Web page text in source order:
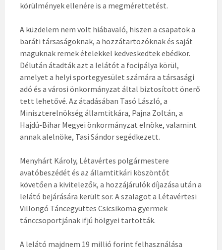
körülmények ellenére is a megmérettetést.
A küzdelem nem volt hiábavaló, hiszen a csapatok a
baráti társaságoknak, a hozzátartozóknak és saját
maguknak remek ételekkel kedveskedtek ebédkor.
Délután átadták azt a lelátót a focipálya körül,
amelyet a helyi sportegyesület számára a társasági
adó és a városi önkormányzat által biztosított önerő
tett lehetővé. Az átadásában Tasó László, a
Miniszterelnökség államtitkára, Pajna Zoltán, a
Hajdú-Bihar Megyei önkormányzat elnöke, valamint
annak alelnöke, Tasi Sándor segédkezett.
​Menyhárt Károly, Létavértes polgármestere
avatóbeszéd​ét és az államtitkári köszöntőt
követően a kivitelezők, a hozzájárulók díjazása után a
lelátó bejárására került sor. A szalagot a Létavértesi
Villongó Táncegyüttes Csicsikoma gyermek
tánccsoportjának ifjú hölgyei tartották.
A lelátó majdnem 19 millió forint felhasználása